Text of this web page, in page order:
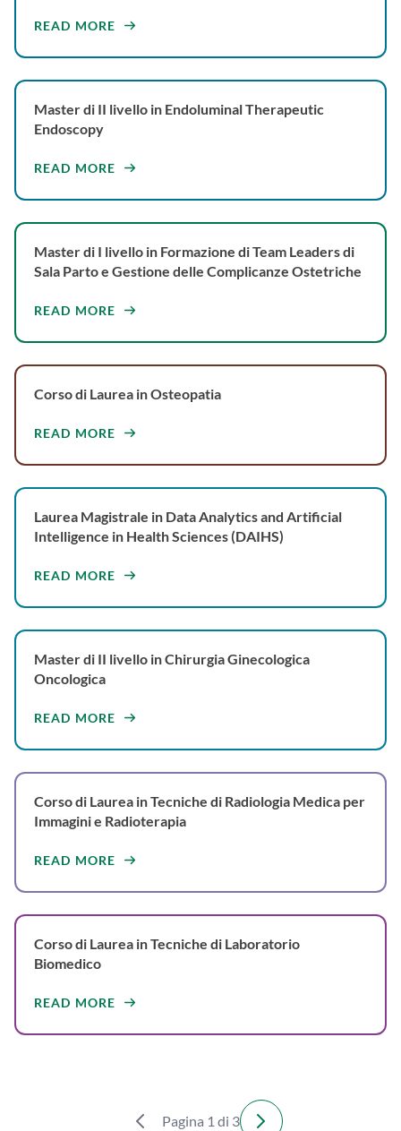
READ MORE
Master di II livello in Endoluminal Therapeutic
Endoscopy
READ MORE
Master di I livello in Formazione di Team Leaders di
Sala Parto e Gestione delle Complicanze Ostetriche
READ MORE
Corso di Laurea in Osteopatia
READ MORE
Laurea Magistrale in Data Analytics and Artificial
Intelligence in Health Sciences (DAIHS)
READ MORE
Master di II livello in Chirurgia Ginecologica
Oncologica
READ MORE
Corso di Laurea in Tecniche di Radiologia Medica per
Immagini e Radioterapia
READ MORE
Corso di Laurea in Tecniche di Laboratorio
Biomedico
READ MORE
Pagina 1 di 3